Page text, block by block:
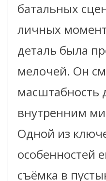
батальных
личных
деталь была
мелочей. Он
масштабность
внутренним
Одной из
особенностей
съёмка в